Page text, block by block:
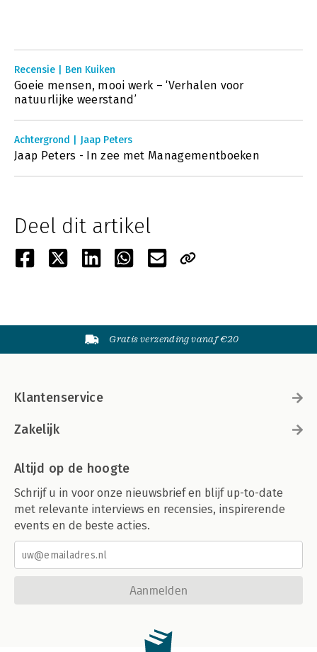
Recensie | Ben Kuiken
Goeie mensen, mooi werk – ‘Verhalen voor
natuurlijke weerstand’
Achtergrond | Jaap Peters
Jaap Peters - In zee met Managementboeken
Deel dit artikel
Gratis verzending vanaf €20
Klantenservice
Zakelijk
Altijd op de hoogte
Schrijf u in voor onze nieuwsbrief en blijf up-to-date
met relevante interviews en recensies, inspirerende
events en de beste acties.
Aanmelden